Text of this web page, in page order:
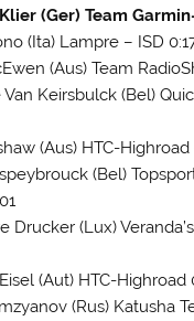
(Ger) Team
(Ita) Lampre – ISD
(Aus) Team
Van Keirsbulck (Bel)
(Aus) HTC-Highroad
(Bel)
Drucker (Lux)
(Aut) HTC-Highroad
(Rus) Katusha